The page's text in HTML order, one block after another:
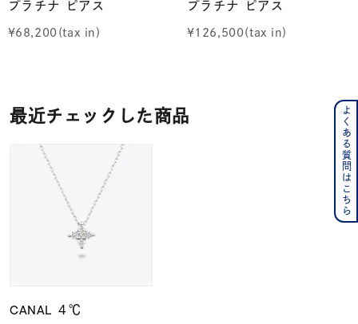
プラチナ ピアス
¥68,200
プラチナ ピアス
¥126,500
最近チェックした商品
CANAL ４℃
よくある質問はこちら